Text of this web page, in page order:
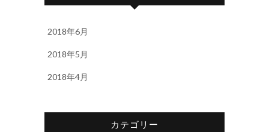
2018年6月
2018年5月
2018年4月
カテゴリー